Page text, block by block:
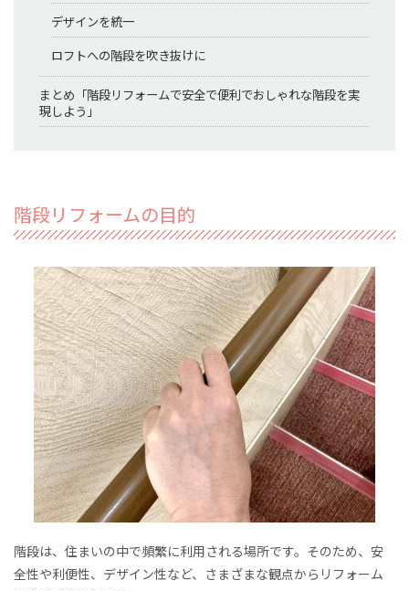
デザインを統一
ロフトへの階段を吹き抜けに
まとめ「階段リフォームで安全で便利でおしゃれな階段を実
現しよう」
階段リフォームの目的
階段は、住まいの中で頻繁に利用される場所です。そのため、安
全性や利便性、デザイン性など、さまざまな観点からリフォーム